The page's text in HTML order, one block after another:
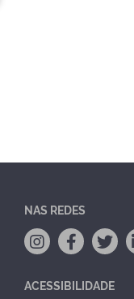
NAS REDES
ACESSIBILIDADE